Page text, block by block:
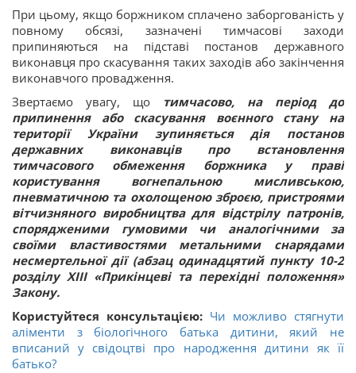
При цьому, якщо боржником сплачено заборгованість у
повному обсязі, зазначені тимчасові заходи
припиняються на підставі постанов державного
виконавця про скасування таких заходів або закінчення
виконавчого провадження.
Звертаємо увагу, що тимчасово, на період до
припинення або скасування воєнного стану на
території України зупиняється дія постанов
державних виконавців про встановлення
тимчасового обмеження боржника у праві
користування вогнепальною мисливською,
пневматичною та охолощеною зброєю, пристроями
вітчизняного виробництва для відстрілу патронів,
спорядженими гумовими чи аналогічними за
своїми властивостями метальними снарядами
несмертельної дії (абзац одинадцятий пункту 10-2
розділу XIII «Прикінцеві та перехідні положення»
Закону.
Користуйтеся консультацією: Чи можливо стягнути
аліменти з біологічного батька дитини, який не
вписаний у свідоцтві про народження дитини як її
батько?